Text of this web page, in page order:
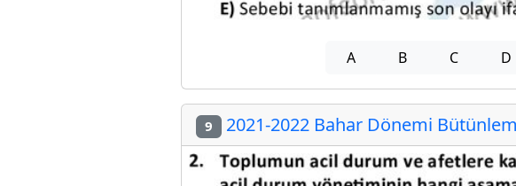
A B C D
9 2021-2022 Bahar Dönemi